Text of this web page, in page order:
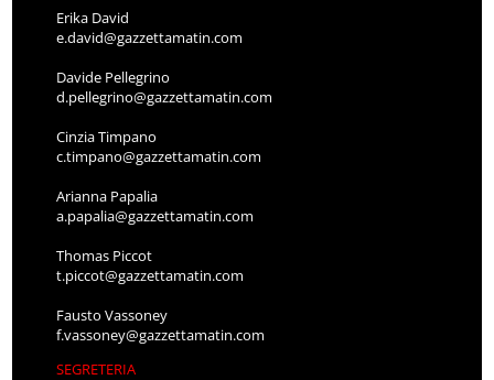
Erika David
e.david@gazzettamatin.com
Davide Pellegrino
d.pellegrino@gazzettamatin.com
Cinzia Timpano
c.timpano@gazzettamatin.com
Arianna Papalia
a.papalia@gazzettamatin.com
Thomas Piccot
t.piccot@gazzettamatin.com
Fausto Vassoney
f.vassoney@gazzettamatin.com
SEGRETERIA